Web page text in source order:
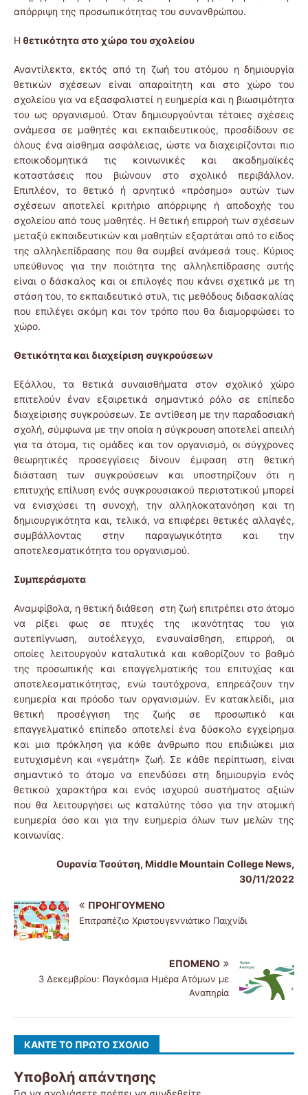
απόρριψη της προσωπικότητας του συνανθρώπου.
Η θετικότητα στο χώρο του σχολείου
Αναντίλεκτα, εκτός από τη ζωή του ατόμου η δημιουργία
θετικών σχέσεων είναι απαραίτητη και στο χώρο του
σχολείου για να εξασφαλιστεί η ευημερία και η βιωσιμότητα
του ως οργανισμού. Όταν δημιουργούνται τέτοιες σχέσεις
ανάμεσα σε μαθητές και εκπαιδευτικούς, προσδίδουν σε
όλους ένα αίσθημα ασφάλειας, ώστε να διαχειρίζονται πιο
εποικοδομητικά τις κοινωνικές και ακαδημαϊκές
καταστάσεις που βιώνουν στο σχολικό περιβάλλον.
Επιπλέον, το θετικό ή αρνητικό «πρόσημο» αυτών των
σχέσεων αποτελεί κριτήριο απόρριψης ή αποδοχής του
σχολείου από τους μαθητές. Η θετική επιρροή των σχέσεων
μεταξύ εκπαιδευτικών και μαθητών εξαρτάται από το είδος
της αλληλεπίδρασης που θα συμβεί ανάμεσά τους. Κύριος
υπεύθυνος για την ποιότητα της αλληλεπίδρασης αυτής
είναι ο δάσκαλος και οι επιλογές που κάνει σχετικά με τη
στάση του, το εκπαιδευτικό στυλ, τις μεθόδους διδασκαλίας
που επιλέγει ακόμη και τον τρόπο που θα διαμορφώσει το
χώρο.
Θετικότητα και διαχείριση συγκρούσεων
Εξάλλου, τα θετικά συναισθήματα στον σχολικό χώρο
επιτελούν έναν εξαιρετικά σημαντικό ρόλο σε επίπεδο
διαχείρισης συγκρούσεων. Σε αντίθεση με την παραδοσιακή
σχολή, σύμφωνα με την οποία η σύγκρουση αποτελεί απειλή
για τα άτομα, τις ομάδες και τον οργανισμό, οι σύγχρονες
θεωρητικές προσεγγίσεις δίνουν έμφαση στη θετική
διάσταση των συγκρούσεων και υποστηρίζουν ότι η
επιτυχής επίλυση ενός συγκρουσιακού περιστατικού μπορεί
να ενισχύσει τη συνοχή, την αλληλοκατανόηση και τη
δημιουργικότητα και, τελικά, να επιφέρει θετικές αλλαγές,
συμβάλλοντας στην παραγωγικότητα και την
αποτελεσματικότητα του οργανισμού.
Συμπεράσματα
Αναμφίβολα, η θετική διάθεση στη ζωή επιτρέπει στο άτομο
να ρίξει φως σε πτυχές της ικανότητας του για
αυτεπίγνωση, αυτοέλεγχο, ενσυναίσθηση, επιρροή, οι
οποίες λειτουργούν καταλυτικά και καθορίζουν το βαθμό
της προσωπικής και επαγγελματικής του επιτυχίας και
αποτελεσματικότητας, ενώ ταυτόχρονα, επηρεάζουν την
ευημερία και πρόοδο των οργανισμών. Εν κατακλείδι, μια
θετική προσέγγιση της ζωής σε προσωπικό και
επαγγελματικό επίπεδο αποτελεί ένα δύσκολο εγχείρημα
και μια πρόκληση για κάθε άνθρωπο που επιδιώκει μια
ευτυχισμένη και «γεμάτη» ζωή. Σε κάθε περίπτωση, είναι
σημαντικό το άτομο να επενδύσει στη δημιουργία ενός
θετικού χαρακτήρα και ενός ισχυρού συστήματος αξιών
που θα λειτουργήσει ως καταλύτης τόσο για την ατομική
ευημερία όσο και για την ευημερία όλων των μελών της
κοινωνίας.
Ουρανία Τσούτση, Middle Mountain College News,
30/11/2022
ΠΡΟΗΓΟΎΜΕΝΟ
Επιτραπέζιο Χριστουγεννιάτικο Παιχνίδι
ΕΠΌΜΕΝΟ
3 Δεκεμβρίου: Παγκόσμια Ημέρα Ατόμων με
Αναπηρία
ΚΆΝΤΕ ΤΟ ΠΡΏΤΟ ΣΧΌΛΙΟ
Υποβολή απάντησης